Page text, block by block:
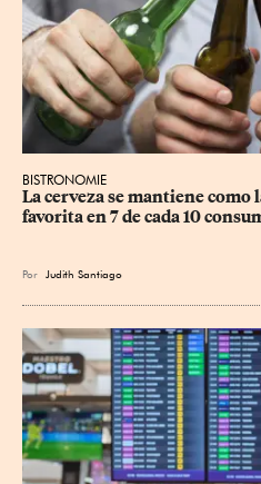
BISTRONOMIE
La cerveza se mantiene como
favorita en 7 de cada 10
Por Judith Santiago